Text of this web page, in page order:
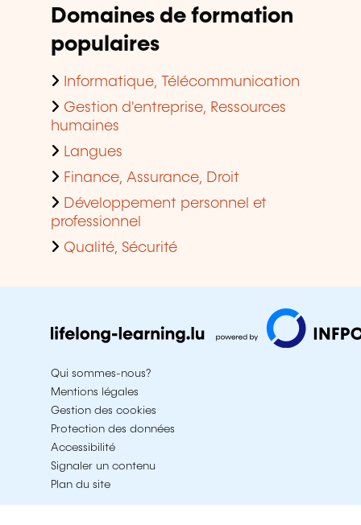
Domaines de formation
populaires
Informatique, Télécommunication
Gestion d'entreprise, Ressources
humaines
Langues
Finance, Assurance, Droit
Développement personnel et
professionnel
Qualité, Sécurité
Qui sommes-nous?
Mentions légales
Gestion des cookies
Protection des données
Accessibilité
Signaler un contenu
Plan du site